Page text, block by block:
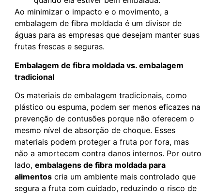
Ao minimizar o impacto e o movimento, a
embalagem de fibra moldada é um divisor de
águas para as empresas que desejam manter suas
frutas frescas e seguras.
Embalagem de fibra moldada vs. embalagem
tradicional
Os materiais de embalagem tradicionais, como
plástico ou espuma, podem ser menos eficazes na
prevenção de contusões porque não oferecem o
mesmo nível de absorção de choque. Esses
materiais podem proteger a fruta por fora, mas
não a amortecem contra danos internos. Por outro
lado, embalagens de fibra moldada para
alimentos cria um ambiente mais controlado que
segura a fruta com cuidado, reduzindo o risco de